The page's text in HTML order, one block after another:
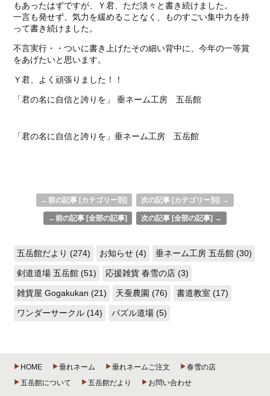
もあったはずですが、Ｙ君、ただ淡々と書き続けました。
一言も発せず、気力を緩めることなく、ものすごい集中力を持
って書き続けました。
不言実行・・ついに書き上げたその細い背中に、今年の一等賞
をあげたいと思います。
Ｙ君、よく頑張りました！！
「君の名に自信と誇りを」 垂ネーム工房 五岳館
「君の名に自信と誇りを」垂ネーム工房 五岳館
←前の記事 [カテゴリー別] 次の記事 [カテゴリー別] →
←前の記事 [全部の記事] 次の記事 [全部の記事] →
五岳館だより (274) お知らせ (4) 垂ネーム工房 五岳館 (30)
剣道道場 五岳館 (51) 応援雑貨 春雪の店 (3)
雑貨屋 Gogakukan (21) 天蚕農園 (76) 書道教室 (17)
ワンダーサークル (14) パズル道場 (5)
HOME 垂れネーム 垂れネームご注文
春雪の店
五岳館について
五岳館だより お問い合わせ